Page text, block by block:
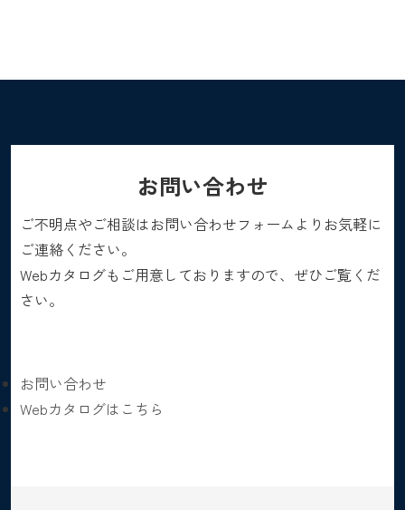
お問い合わせ
ご不明点やご相談はお問い合わせフォームよりお気軽に
ご連絡ください。
Webカタログもご用意しておりますので、ぜひご覧くだ
さい。
お問い合わせ
Webカタログはこちら